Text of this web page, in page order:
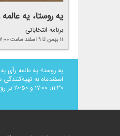
یه روستا، یه
برنامه انتخاباتی
۱۱ بهمن تا ۹ اسفند ساعت ۱۷:۰۰
اسفندماه به
۱۱:۳۰؛ ۱۷:۰۰ و ۲۰:۵۰ بر روی آنتن رادیو تهران می‌رود.